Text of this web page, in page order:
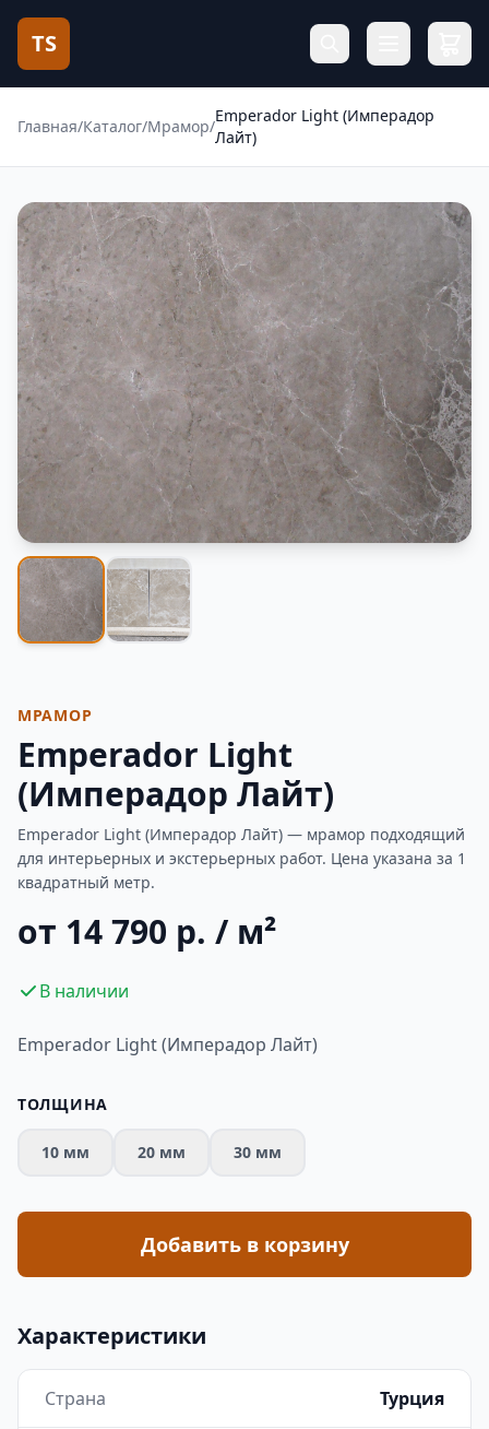
TS
Главная/Каталог/Мрамор/
Emperador Light (Имперадор
Лайт)
Фотогалерея
МРАМОР
Emperador Light
(Имперадор Лайт)
Emperador Light (Имперадор Лайт) — мрамор подходящий
для интерьерных и экстерьерных работ. Цена указана за 1
квадратный метр.
от 14 790 р. / м²
В наличии
Emperador Light (Имперадор Лайт)
ТОЛЩИНА
10 мм 20 мм 30 мм
Добавить в корзину
Характеристики
Страна Турция